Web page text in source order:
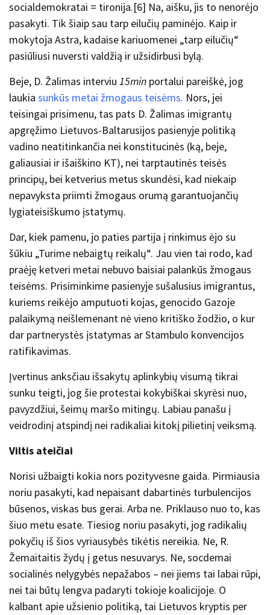
socialdemokratai = tironija.[6] Na, aišku, jis to nenorėjo
pasakyti. Tik šiaip sau tarp eilučių paminėjo. Kaip ir
mokytoja Astra, kadaise kariuomenei „tarp eilučių“
pasiūliusi nuversti valdžią ir užsidirbusi bylą.
Beje, D. Žalimas interviu 15min portalui pareiškė, jog
laukia sunkūs metai žmogaus teisėms. Nors, jei
teisingai prisimenu, tas pats D. Žalimas imigrantų
apgręžimo Lietuvos-Baltarusijos pasienyje politiką
vadino neatitinkančia nei konstitucinės (ką, beje,
galiausiai ir išaiškino KT), nei tarptautinės teisės
principų, bei ketverius metus skundėsi, kad niekaip
nepavyksta priimti žmogaus orumą garantuojančių
lygiateisiškumo įstatymų.
Dar, kiek pamenu, jo paties partija į rinkimus ėjo su
šūkiu „Turime nebaigtų reikalų“. Jau vien tai rodo, kad
praėję ketveri metai nebuvo baisiai palankūs žmogaus
teisėms. Prisiminkime pasienyje sušalusius imigrantus,
kuriems reikėjo amputuoti kojas, genocido Gazoje
palaikymą neišlemenant nė vieno kritiško žodžio, o kur
dar partnerystės įstatymas ar Stambulo konvencijos
ratifikavimas.
Įvertinus anksčiau išsakytų aplinkybių visumą tikrai
sunku teigti, jog šie protestai kokybiškai skyrėsi nuo,
pavyzdžiui, šeimų maršo mitingų. Labiau panašu į
veidrodinį atspindį nei radikaliai kitokį pilietinį veiksmą.
Viltis ateičiai
Norisi užbaigti kokia nors pozityvesne gaida. Pirmiausia
noriu pasakyti, kad nepaisant dabartinės turbulencijos
būsenos, viskas bus gerai. Arba ne. Priklauso nuo to, kas
šiuo metu esate. Tiesiog noriu pasakyti, jog radikalių
pokyčių iš šios vyriausybės tikėtis nereikia. Ne, R.
Žemaitaitis žydų į getus nesuvarys. Ne, socdemai
socialinės nelygybės nepažabos – nei jiems tai labai rūpi,
nei tai būtų lengva padaryti tokioje koalicijoje. O
kalbant apie užsienio politiką, tai Lietuvos kryptis per